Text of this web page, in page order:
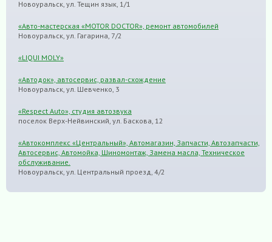
Новоуральск, ул. Тещин язык, 1/1
«Авто-мастерская «MOTOR DOCTOR», ремонт автомобилей
Новоуральск, ул. Гагарина, 7/2
«LIQUI MOLY»
«Автодок», автосервис, развал-схождение
Новоуральск, ул. Шевченко, 3
«Respect Auto», студия автозвука
поселок Верх-Нейвинский, ул. Баскова, 12
«Автокомплекс «Центральный», Автомагазин, Запчасти, Автозапчасти,
Автосервис, Автомойка, Шиномонтаж, Замена масла, Техническое
обслуживание.
Новоуральск, ул. Центральный проезд, 4/2